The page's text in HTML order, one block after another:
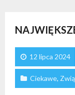
Kontakt
12 lipca 2024
Ciekawe,